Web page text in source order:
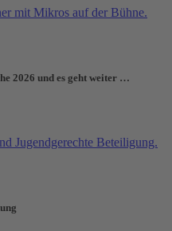
2026 und es geht weiter …